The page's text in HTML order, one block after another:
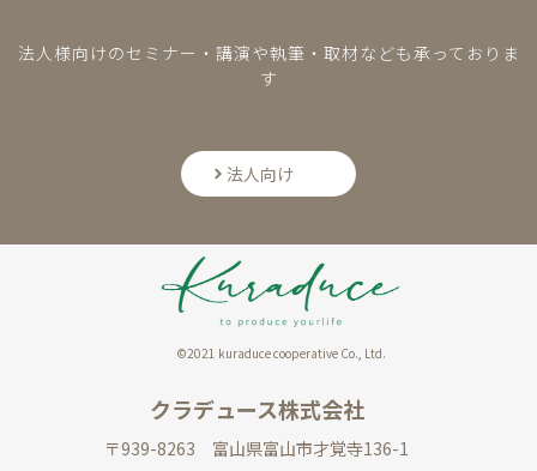
法人様向けのセミナー・講演や執筆・取材なども承っておりま
す
法人向け
©2021 kuraduce cooperative Co., Ltd.
クラデュース株式会社
〒939-8263 富山県富山市才覚寺136-1